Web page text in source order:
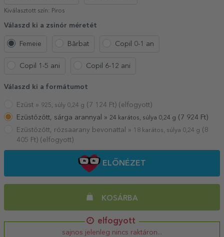
Kiválasztott szín: Piros
Válaszd ki a zsinór méretét
Femeie Bărbat Copil 0-1 an
Copil 1-5 ani Copil 6-12 ani
Válaszd ki a formátumot
Ezüst » 925, súly 0,24 g ( 7 124 Ft) (elfogyott)
Ezüstözött, sárga arannyal » 24 karátos, súlya 0,24 g ( 7 924 Ft)
Ezüstözött, rózsaarany bevonattal » 18 karátos, súlya 0,24 g ( 8
405 Ft) (elfogyott)
ELŐNÉZET
KOSÁRBA
elfogyott
sajnos jelenleg nincs raktáron...